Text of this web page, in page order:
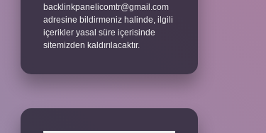
backlinkpanelicomtr@gmail.com
adresine bildirmeniz halinde, ilgili
içerikler yasal süre içerisinde
sitemizden kaldırılacaktır.